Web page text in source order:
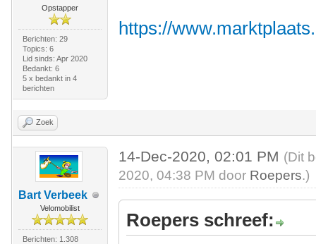
Opstapper
Berichten: 29
Topics: 6
Lid sinds: Apr 2020
Bedankt: 6
5 x bedankt in 4
berichten
https://
Zoek
Bart Verbeek
Velomobilist
Berichten: 1.308
14-Dec-2020, 02:01 PM (Dit
2020, 04:38 PM door Roepers.)
Roepers schreef: